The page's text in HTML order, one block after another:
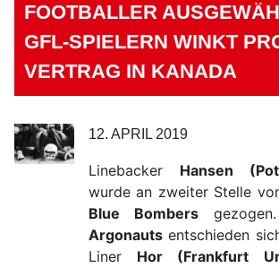
FOOTBALLER
GFL-SPIELERN WINKT
VERTRAG IN KANADA
12. APRIL 2019
Linebacker Hansen
wurde an zweiter Stelle
Blue Bombers
Argonautsentschieden
Liner Hor (Frankfurt